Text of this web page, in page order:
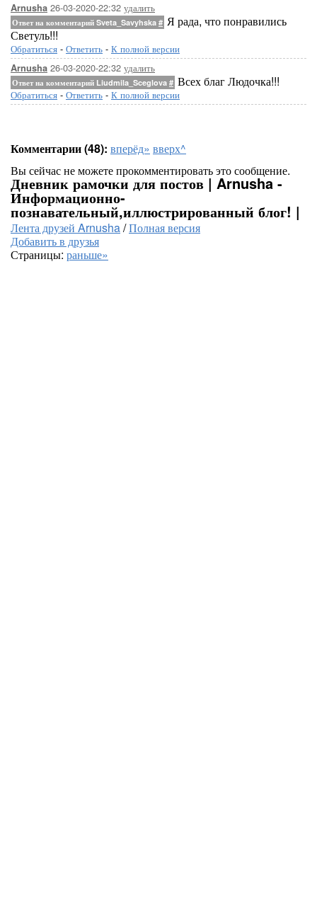
Arnusha 26-03-2020-22:32 удалить
Ответ на комментарий Sveta_Savyhska # Я рада, что понравились
Светуль!!!
Обратиться - Ответить - К полной версии
Arnusha 26-03-2020-22:32 удалить
Ответ на комментарий Liudmila_Sceglova # Всех благ Людочка!!!
Обратиться - Ответить - К полной версии
Комментарии (48): вперёд» вверх^
Вы сейчас не можете прокомментировать это сообщение.
Дневник рамочки для постов | Arnusha -
Информационно-
познавательный,иллюстрированный блог! |
Лента друзей Arnusha/Полная версия
Добавить в друзья
Страницы: раньше»